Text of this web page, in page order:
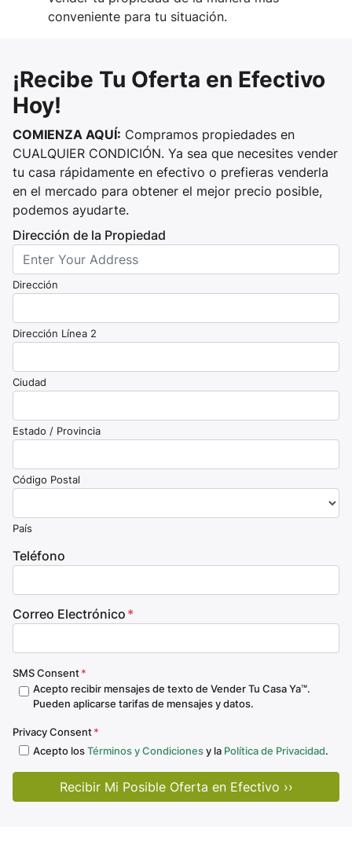
conveniente para tu situación.
¡Recibe Tu Oferta en Efectivo
Hoy!
COMIENZA AQUÍ: Compramos propiedades en
CUALQUIER CONDICIÓN. Ya sea que necesites vender
tu casa rápidamente en efectivo o prefieras venderla
en el mercado para obtener el mejor precio posible,
podemos ayudarte.
Dirección de la Propiedad
Dirección
Dirección Línea 2
Ciudad
Estado / Provincia
Código Postal
País
Teléfono
Correo Electrónico *
SMS Consent *
Acepto recibir mensajes de texto de Vender Tu Casa Ya™.
Pueden aplicarse tarifas de mensajes y datos.
Privacy Consent *
Acepto los Términos y Condicionesy la Política de Privacidad.